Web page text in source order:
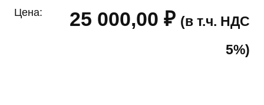
Цена: 25 000,00 ₽ (в т.ч. НДС
5%)